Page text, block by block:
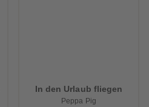
In den Urlaub fliegen
Peppa Pig